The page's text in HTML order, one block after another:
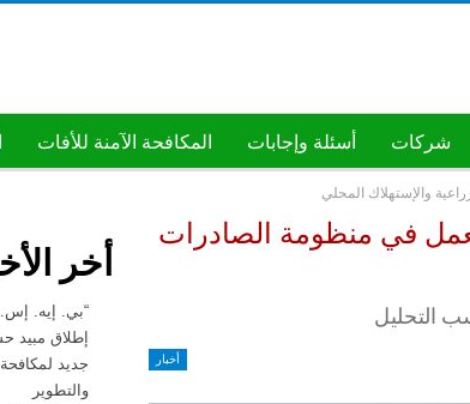
شركات أسئلة وإجابات المكافحة الآمنة للأفات
والإستهلاك المحلي
في منظومة الصادرات
أخبار
أخر
“بي. إيه.
إطلاق مبيد
جديد
والتطوير